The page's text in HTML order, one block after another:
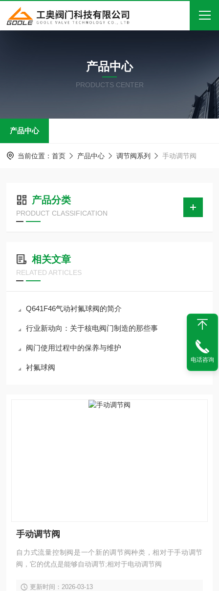
关于我们
产品中心
在线留言
产品中心
PRODUCTS CENTER
产品中心
当前位置： 首页 产品中心 调节阀系列 手动调节阀
产品分类
PRODUCT CLASSIFICATION
相关文章
RELATED ARTICLES
Q641F46气动衬氟球阀的简介
行业新动向：关于核电阀门制造的那些事
阀门使用过程中的保养与维护
衬氟球阀
手动调节阀
自力式流量控制阀是一个新的调节阀种类，相对于手动调节
阀，它的优点是能够自动调节;相对于电动调节阀
更新时间：2026-03-13
电话咨询